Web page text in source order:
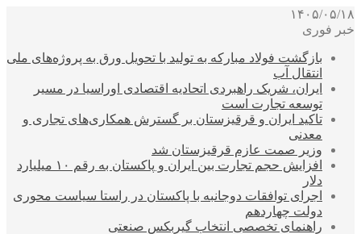
۱۴۰۵/۰۵/۱۸
خبر فوری
بازگشت فولاد مبارکه به تولید با تحویل ورق به پروژه‌های ملی
انتقال آب
ایران، شریک راهبردی اتحادیه اقتصادی اوراسیا در مسیر
توسعه تجارت است
تاکید ایران و قرقیزستان بر گسترش همکاری‌های تجاری و
معدنی
وزیر صمت عازم قرقیزستان شد
افزایش حجم تجارت بین ایران و پاکستان به رقم ۱۰ میلیارد
دلار
اجرای توافقات دوجانبه با پاکستان در راستا سیاست محوری
دولت چهاردهم
راهنمای تخصصی انتخاب گیربکس صنعتی